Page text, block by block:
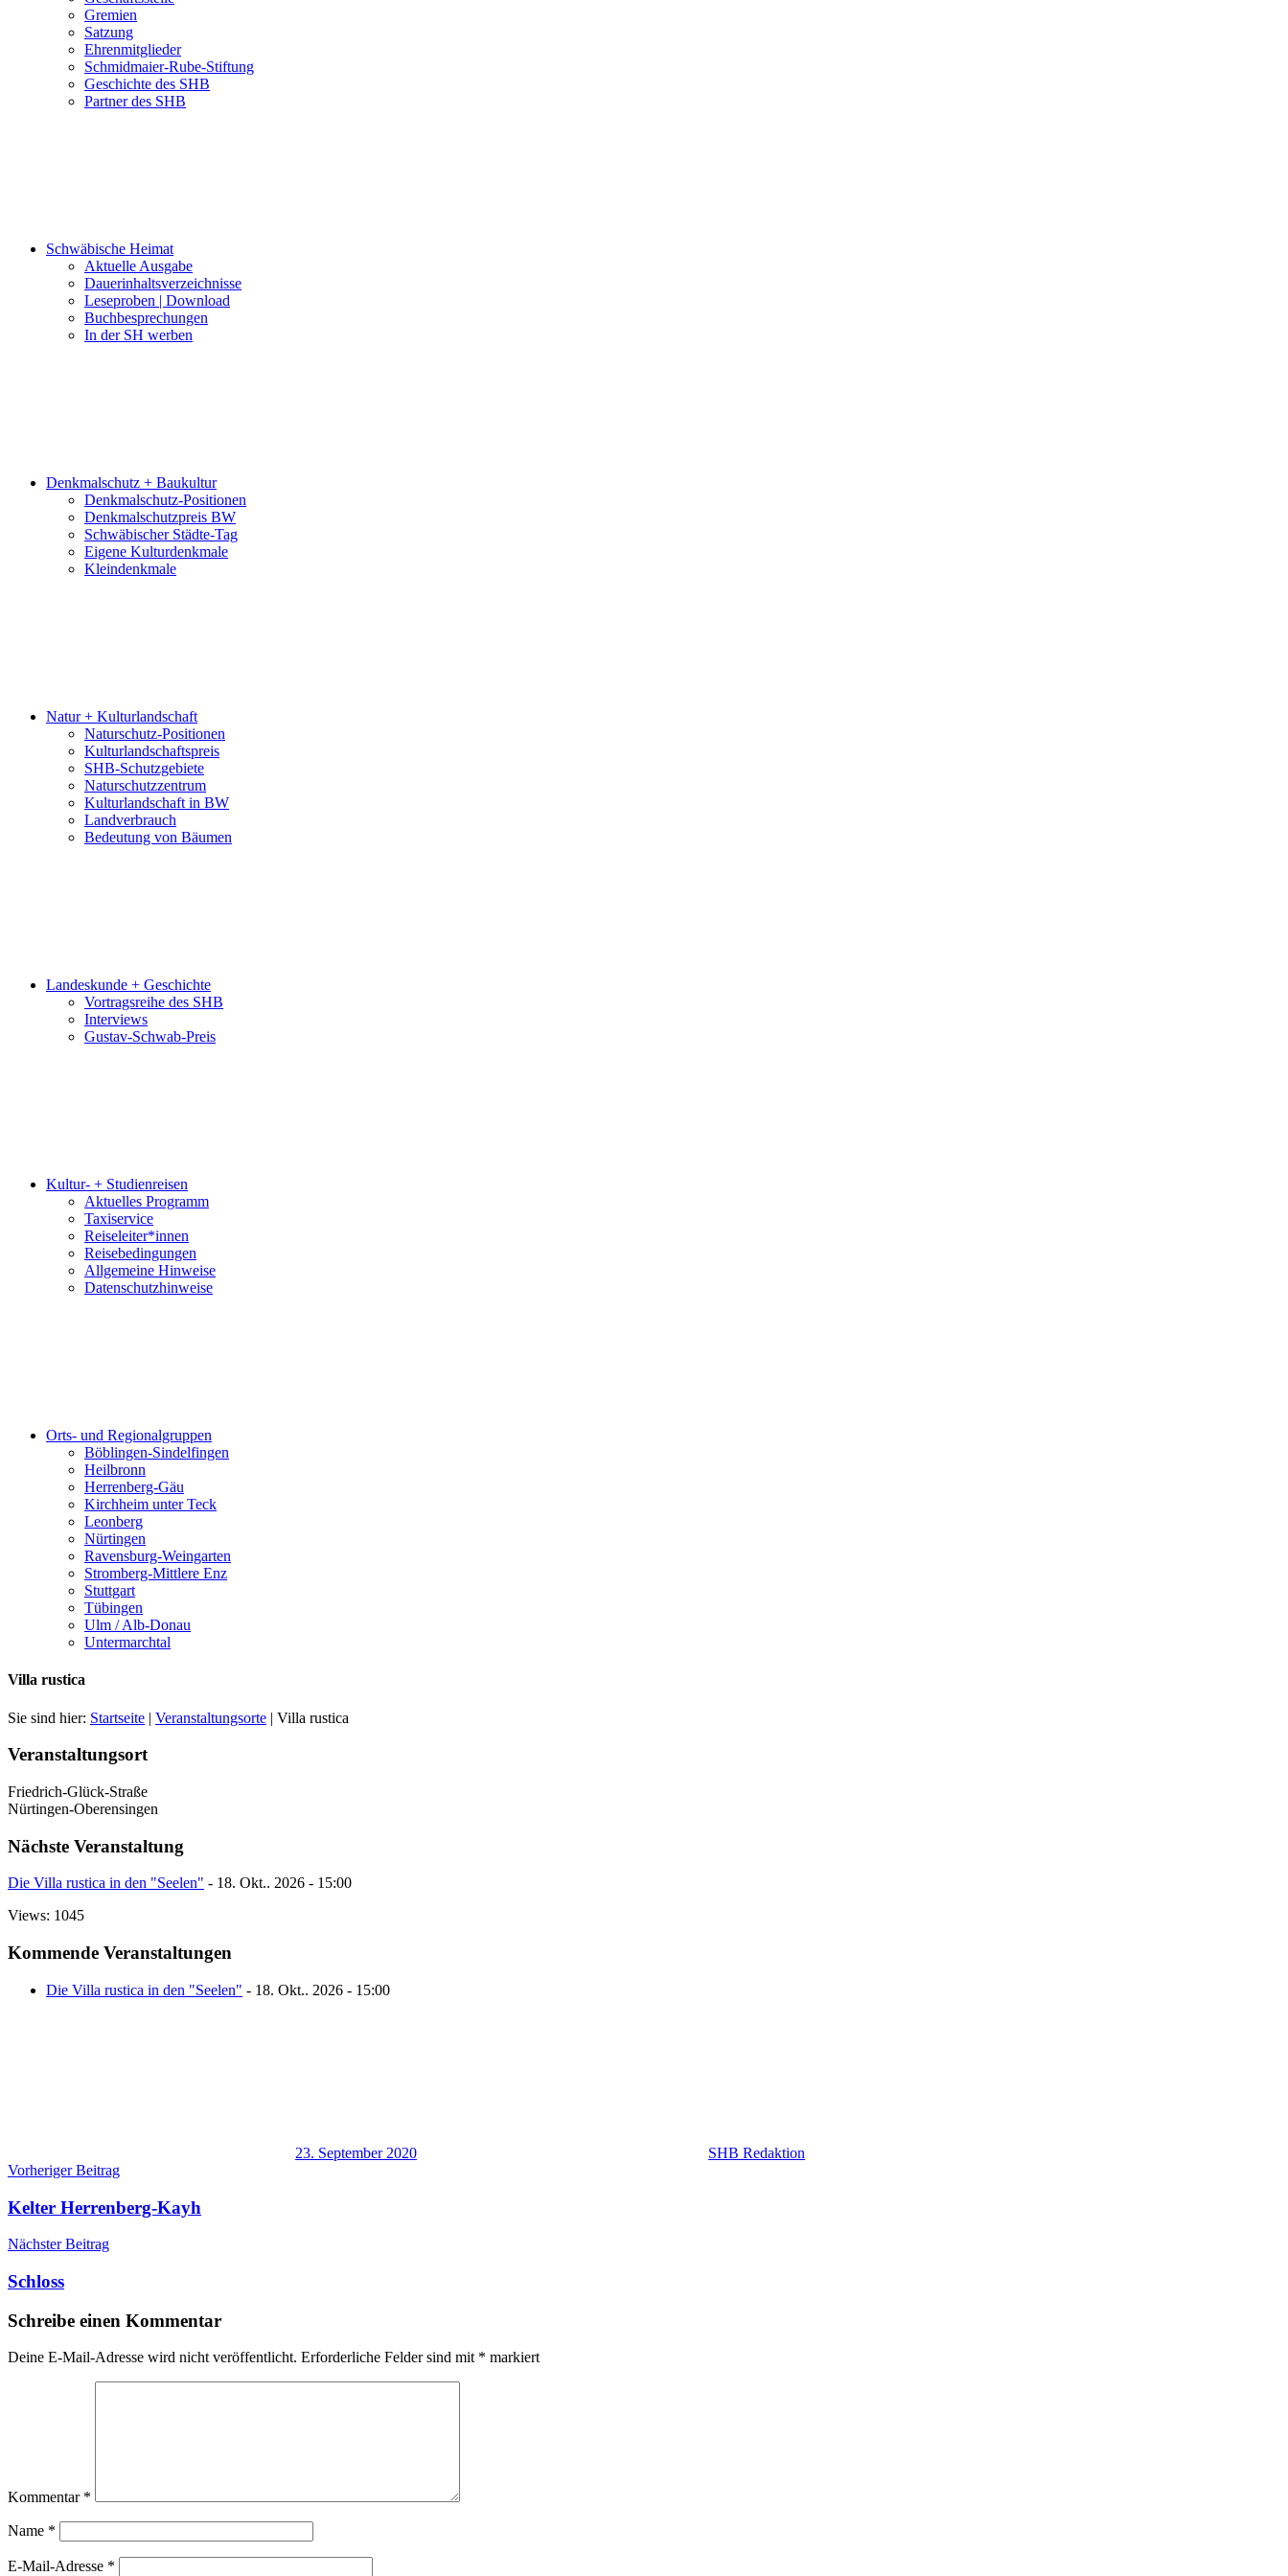
Gremien
Satzung
Ehrenmitglieder
Schmidmaier-Rube-Stiftung
Geschichte des SHB
Partner des SHB
Schwäbische Heimat
Aktuelle Ausgabe
Dauerinhaltsverzeichnisse
Leseproben | Download
Buchbesprechungen
In der SH werben
Denkmalschutz + Baukultur
Denkmalschutz-Positionen
Denkmalschutzpreis BW
Schwäbischer Städte-Tag
Eigene Kulturdenkmale
Kleindenkmale
Natur + Kulturlandschaft
Naturschutz-Positionen
Kulturlandschaftspreis
SHB-Schutzgebiete
Naturschutzzentrum
Kulturlandschaft in BW
Landverbrauch
Bedeutung von Bäumen
Landeskunde + Geschichte
Vortragsreihe des SHB
Interviews
Gustav-Schwab-Preis
Kultur- + Studienreisen
Aktuelles Programm
Taxiservice
Reiseleiter*innen
Reisebedingungen
Allgemeine Hinweise
Datenschutzhinweise
Orts- und Regionalgruppen
Böblingen-Sindelfingen
Heilbronn
Herrenberg-Gäu
Kirchheim unter Teck
Leonberg
Nürtingen
Ravensburg-Weingarten
Stromberg-Mittlere Enz
Stuttgart
Tübingen
Ulm / Alb-Donau
Untermarchtal
Villa rustica
Sie sind hier: Startseite | Veranstaltungsorte | Villa rustica
Veranstaltungsort
Friedrich-Glück-Straße
Nürtingen-Oberensingen
Nächste Veranstaltung
Die Villa rustica in den "Seelen" - 18. Okt.. 2026 - 15:00
Views: 1045
Kommende Veranstaltungen
Die Villa rustica in den "Seelen" - 18. Okt.. 2026 - 15:00
23. September 2020 SHB Redaktion
Beitragsnavigation
Vorheriger Beitrag
Kelter Herrenberg-Kayh
Nächster Beitrag
Schloss
Schreibe einen Kommentar
Deine E-Mail-Adresse wird nicht veröffentlicht. Erforderliche Felder sind mit * markiert
Kommentar *
Name *
E-Mail-Adresse *